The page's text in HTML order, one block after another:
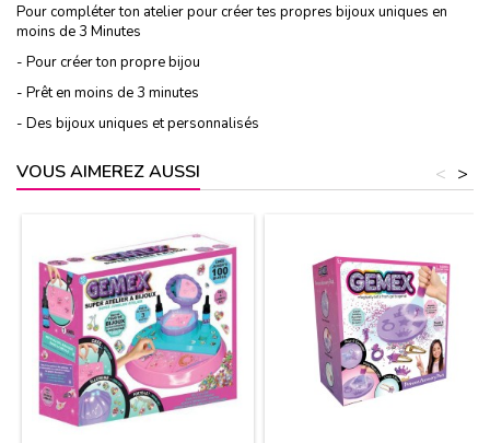
Pour compléter ton atelier pour créer tes propres bijoux uniques en
moins de 3 Minutes
- Pour créer ton propre bijou
- Prêt en moins de 3 minutes
- Des bijoux uniques et personnalisés
VOUS AIMEREZ AUSSI >
<